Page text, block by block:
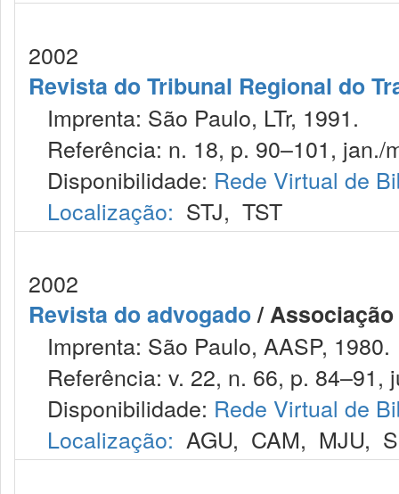
2002
Revista do Tribunal Regional do
Imprenta: São Paulo, LTr, 1991.
Referência: n. 18, p. 90–101, jan./
Disponibilidade: Rede Virtual de
Localização: STJ, TST
2002
Revista do advogado/
Imprenta: São Paulo, AASP, 1980.
Referência: v. 22, n. 66, p. 84–91,
Disponibilidade: Rede Virtual de
Localização: AGU, CAM, MJU,